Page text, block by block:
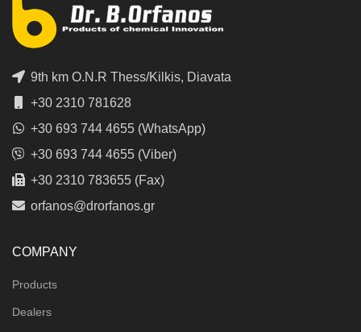
9th km O.N.R Thess/Kilkis, Diavata
+30 2310 781628
+30 693 744 4655 (WhatsApp)
+30 693 744 4655 (Viber)
+30 2310 783655 (Fax)
orfanos@drorfanos.gr
COMPANY
Products
Dealers